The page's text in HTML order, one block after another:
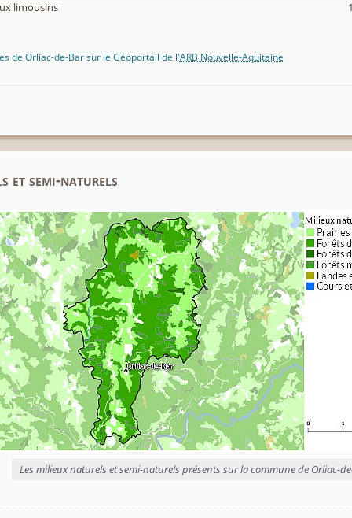
limousins
de Orliac-de-Bar sur le Géoportail de l'ARB Nouvelle-Aquitaine
et semi-naturels
Les milieux naturels et semi-naturels présents sur la commune de Orliac-